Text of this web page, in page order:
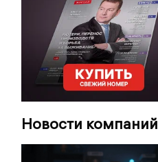
Новости компаний